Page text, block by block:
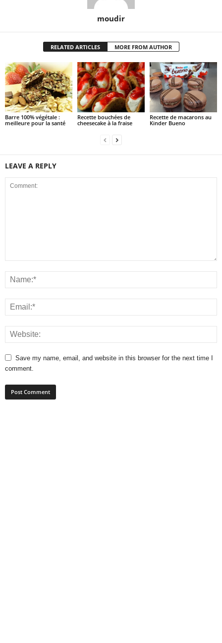
moudir
RELATED ARTICLES MORE FROM AUTHOR
Barre 100% végétale :
meilleure pour la santé
Recette bouchées de
cheesecake à la fraise
Recette de macarons au
Kinder Bueno
LEAVE A REPLY
Save my name, email, and website in this browser for the next time I
comment.